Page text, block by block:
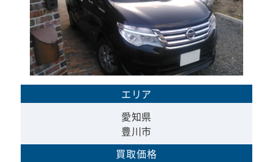
エリア
愛知県
豊川市
買取価格